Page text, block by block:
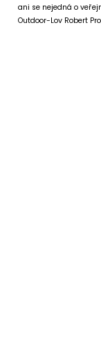
ani se nejedná o
Outdoor-Lov Robert